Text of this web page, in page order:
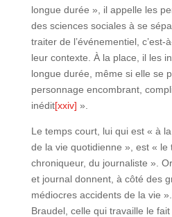
longue durée », il appelle les
des sciences sociales à se
traiter de l’événementiel,
leur contexte. À la place, il les
longue durée, même si elle se
personnage encombrant,
inédit[xxiv] ».
Le temps court, lui qui est « à
de la vie quotidienne », est « le
chroniqueur, du journaliste ».
et journal donnent, à côté des
médiocres accidents de la vie
Braudel, celle qui travaille le